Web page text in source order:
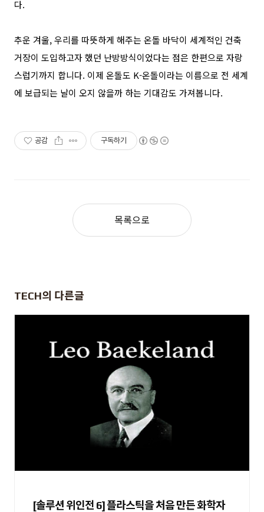
다.
추운 겨울,우리를 따뜻하게 해주는 온돌 바닥이 세계적인 건축
거장이 도입하고자 했던 난방방식이었다는 점은 한편으로 자랑
스럽기까지 합니다. 이제 온돌도 K-온돌이라는 이름으로 전 세계
에 보급되는 날이 오지 않을까 하는 기대감도 가져봅니다.
공감 구독하기
목록으로
TECH의 다른글
[솔루션 위인전 6] 플라스틱을 처음 만든 화학자